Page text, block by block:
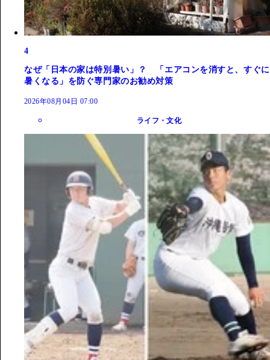
4
なぜ「日本の家は特別暑い」？ 「エアコンを消すと、すぐに
暑くなる」を防ぐ専門家のお勧め対策
2026年08月04日 07:00
ライフ・文化